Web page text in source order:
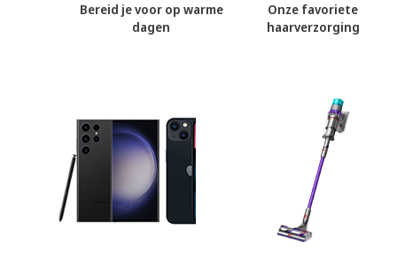
Bereid je voor op warme
dagen
Onze favoriete
haarverzorging